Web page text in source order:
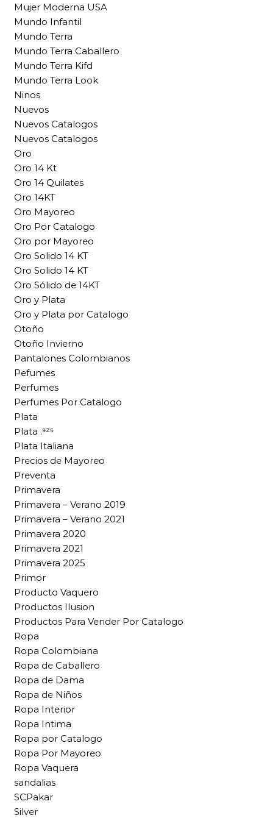
Mujer Moderna USA
Mundo Infantil
Mundo Terra
Mundo Terra Caballero
Mundo Terra Kifd
Mundo Terra Look
Ninos
Nuevos
Nuevos Catalogos
Nuevos Catalogos
Oro
Oro 14 Kt
Oro 14 Quilates
Oro 14KT
Oro Mayoreo
Oro Por Catalogo
Oro por Mayoreo
Oro Solido 14 KT
Oro Solido 14 KT
Oro Sólido de 14KT
Oro y Plata
Oro y Plata por Catalogo
Otoño
Otoño Invierno
Pantalones Colombianos
Pefumes
Perfumes
Perfumes Por Catalogo
Plata
Plata .⁹²⁵
Plata Italiana
Precios de Mayoreo
Preventa
Primavera
Primavera – Verano 2019
Primavera – Verano 2021
Primavera 2020
Primavera 2021
Primavera 2025
Primor
Producto Vaquero
Productos Ilusion
Productos Para Vender Por Catalogo
Ropa
Ropa Colombiana
Ropa de Caballero
Ropa de Dama
Ropa de Niños
Ropa Interior
Ropa Intima
Ropa por Catalogo
Ropa Por Mayoreo
Ropa Vaquera
sandalias
SCPakar
Silver